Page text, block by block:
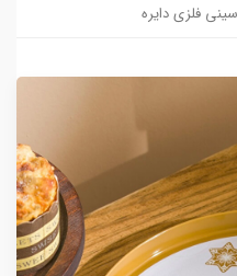
سینی فلزی دایره